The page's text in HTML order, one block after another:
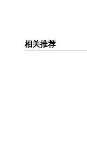
相关推荐